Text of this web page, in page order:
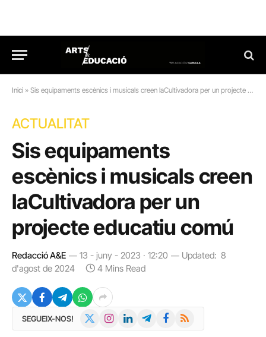
Inici » Sis equipaments escènics i musicals creen laCultivadora per un projecte educatiu comú
ACTUALITAT
Sis equipaments
escènics i musicals creen
laCultivadora per un
projecte educatiu comú
Redacció A&E 13 - juny - 2023 · 12:20 Updated: 8
d'agost de 2024
4 Mins Read
SEGUEIX-NOS! InstagramLinkedInTelegramFacebook
RSS